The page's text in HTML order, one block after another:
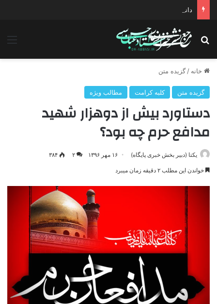
دانلود سخنرانی استاد حسن عباسی با موضوع چهار انتخاب ۱۴۰۰
جستجو برای
خانه / گزیده متن
گزیده متن کلبه کرامت مطالب ویژه
دستاورد بیش از دوهزار شهید
مدافع حرم چه بود؟
یکتا (دبیر بخش خبری پایگاه) ۱۶ مهر ۱۳۹۶ ۲ ۳۸۴
خواندن این مطلب ۲ دقیقه زمان میبرد